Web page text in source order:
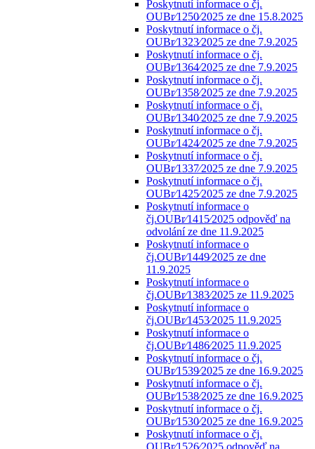
Poskytnutí informace o čj.
OUBr⁄1250⁄2025 ze dne 15.8.2025
Poskytnutí informace o čj.
OUBr⁄1323⁄2025 ze dne 7.9.2025
Poskytnutí informace o čj.
OUBr⁄1364⁄2025 ze dne 7.9.2025
Poskytnutí informace o čj.
OUBr⁄1358⁄2025 ze dne 7.9.2025
Poskytnutí informace o čj.
OUBr⁄1340⁄2025 ze dne 7.9.2025
Poskytnutí informace o čj.
OUBr⁄1424⁄2025 ze dne 7.9.2025
Poskytnutí informace o čj.
OUBr⁄1337⁄2025 ze dne 7.9.2025
Poskytnutí informace o čj.
OUBr⁄1425⁄2025 ze dne 7.9.2025
Poskytnutí informace o
čj.OUBr⁄1415⁄2025 odpověď na
odvolání ze dne 11.9.2025
Poskytnutí informace o
čj.OUBr⁄1449⁄2025 ze dne
11.9.2025
Poskytnutí informace o
čj.OUBr⁄1383⁄2025 ze 11.9.2025
Poskytnutí informace o
čj.OUBr⁄1453⁄2025 11.9.2025
Poskytnutí informace o
čj.OUBr⁄1486⁄2025 11.9.2025
Poskytnutí informace o čj.
OUBr⁄1539⁄2025 ze dne 16.9.2025
Poskytnutí informace o čj.
OUBr⁄1538⁄2025 ze dne 16.9.2025
Poskytnutí informace o čj.
OUBr⁄1530⁄2025 ze dne 16.9.2025
Poskytnutí informace o čj.
OUBr⁄1526⁄2025 odpověď na